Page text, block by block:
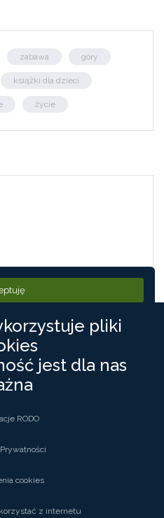
zabawa góry
książki dla dzieci
życie
pliki
jest dla nas
RODO
cookies
z internetu